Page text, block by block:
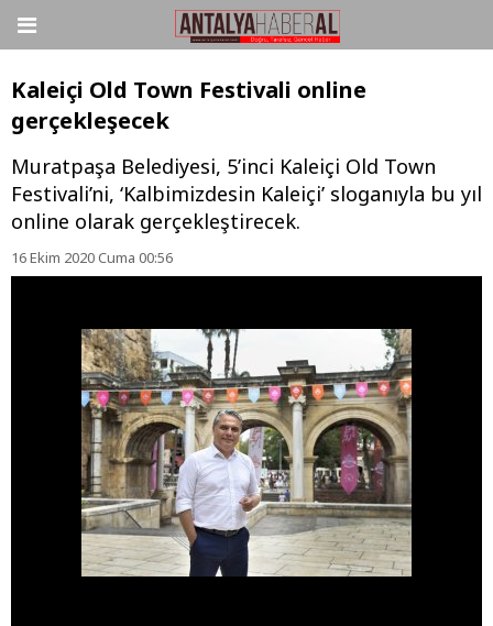
Kaleiçi Old Town Festivali online
gerçekleşecek
Muratpaşa Belediyesi, 5’inci Kaleiçi Old Town
Festivali’ni, ‘Kalbimizdesin Kaleiçi’ sloganıyla bu yıl
online olarak gerçekleştirecek.
16 Ekim 2020 Cuma 00:56